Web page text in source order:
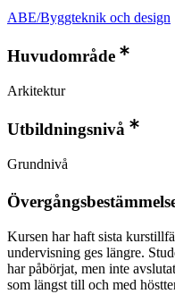
ABE/Byggteknik och design
Huvudområde
Arkitektur
Utbildningsnivå
Grundnivå
Kursen har haft sista
undervisning ges längre.
har påbörjat, men inte
som längst till och med